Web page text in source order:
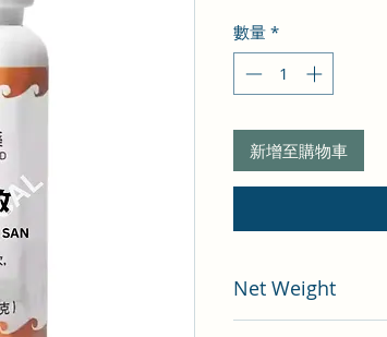
數量 *
新增至購物車
Net Weight